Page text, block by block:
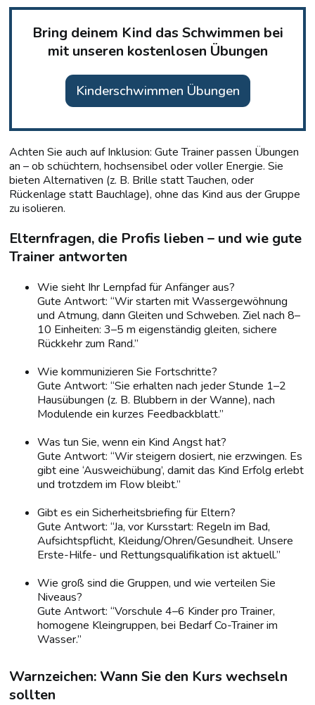
Bring deinem Kind das Schwimmen bei
mit unseren kostenlosen Übungen
Kinderschwimmen Übungen
Achten Sie auch auf Inklusion: Gute Trainer passen Übungen
an – ob schüchtern, hochsensibel oder voller Energie. Sie
bieten Alternativen (z. B. Brille statt Tauchen, oder
Rückenlage statt Bauchlage), ohne das Kind aus der Gruppe
zu isolieren.
Elternfragen, die Profis lieben – und wie gute
Trainer antworten
Wie sieht Ihr Lernpfad für Anfänger aus?
Gute Antwort: “Wir starten mit Wassergewöhnung
und Atmung, dann Gleiten und Schweben. Ziel nach 8–
10 Einheiten: 3–5 m eigenständig gleiten, sichere
Rückkehr zum Rand.”
Wie kommunizieren Sie Fortschritte?
Gute Antwort: “Sie erhalten nach jeder Stunde 1–2
Hausübungen (z. B. Blubbern in der Wanne), nach
Modulende ein kurzes Feedbackblatt.”
Was tun Sie, wenn ein Kind Angst hat?
Gute Antwort: “Wir steigern dosiert, nie erzwingen. Es
gibt eine ‘Ausweichübung’, damit das Kind Erfolg erlebt
und trotzdem im Flow bleibt.”
Gibt es ein Sicherheitsbriefing für Eltern?
Gute Antwort: “Ja, vor Kursstart: Regeln im Bad,
Aufsichtspflicht, Kleidung/Ohren/Gesundheit. Unsere
Erste-Hilfe- und Rettungsqualifikation ist aktuell.”
Wie groß sind die Gruppen, und wie verteilen Sie
Niveaus?
Gute Antwort: “Vorschule 4–6 Kinder pro Trainer,
homogene Kleingruppen, bei Bedarf Co-Trainer im
Wasser.”
Warnzeichen: Wann Sie den Kurs wechseln
sollten